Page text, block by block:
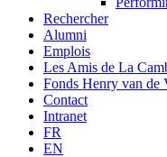
Rechercher
Alumni
Emplois
Les Amis de La
Fonds Henry van de
Contact
Intranet
FR
EN